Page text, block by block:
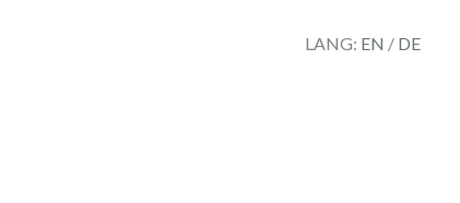
LANG: EN / DE